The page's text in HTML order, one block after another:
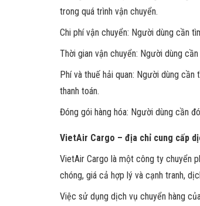
trong quá trình vận chuyển.
Chi phí vận chuyển: Người dùng cần
Thời gian vận chuyển: Người dùng
Phí và thuế hải quan: Người dùng
thanh toán.
Đóng gói hàng hóa: Người dùng cần
VietAir Cargo – địa chỉ cung cấp
VietAir Cargo là một công ty chuyển
chóng, giá cả hợp lý và cạnh tranh,
Việc sử dụng dịch vụ chuyển hàng